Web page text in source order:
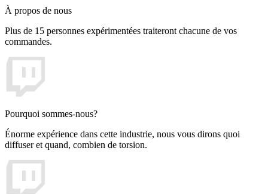
À propos de nous
Plus de 15 personnes expérimentées traiteront chacune de vos
commandes.
Pourquoi sommes-nous?
Énorme expérience dans cette industrie, nous vous dirons quoi
diffuser et quand, combien de torsion.